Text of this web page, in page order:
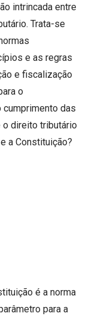
intrincada entre
Trata-se
e as regras
e fiscalização
o
das
o direito tributário
a Constituição?
é a norma
para a